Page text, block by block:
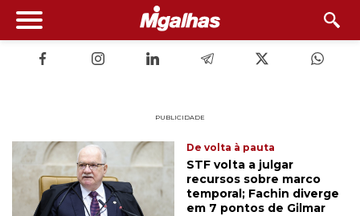
PUBLICIDADE
De volta à pauta
STF volta a julgar
recursos sobre marco
temporal; Fachin diverge
em 7 pontos de Gilmar